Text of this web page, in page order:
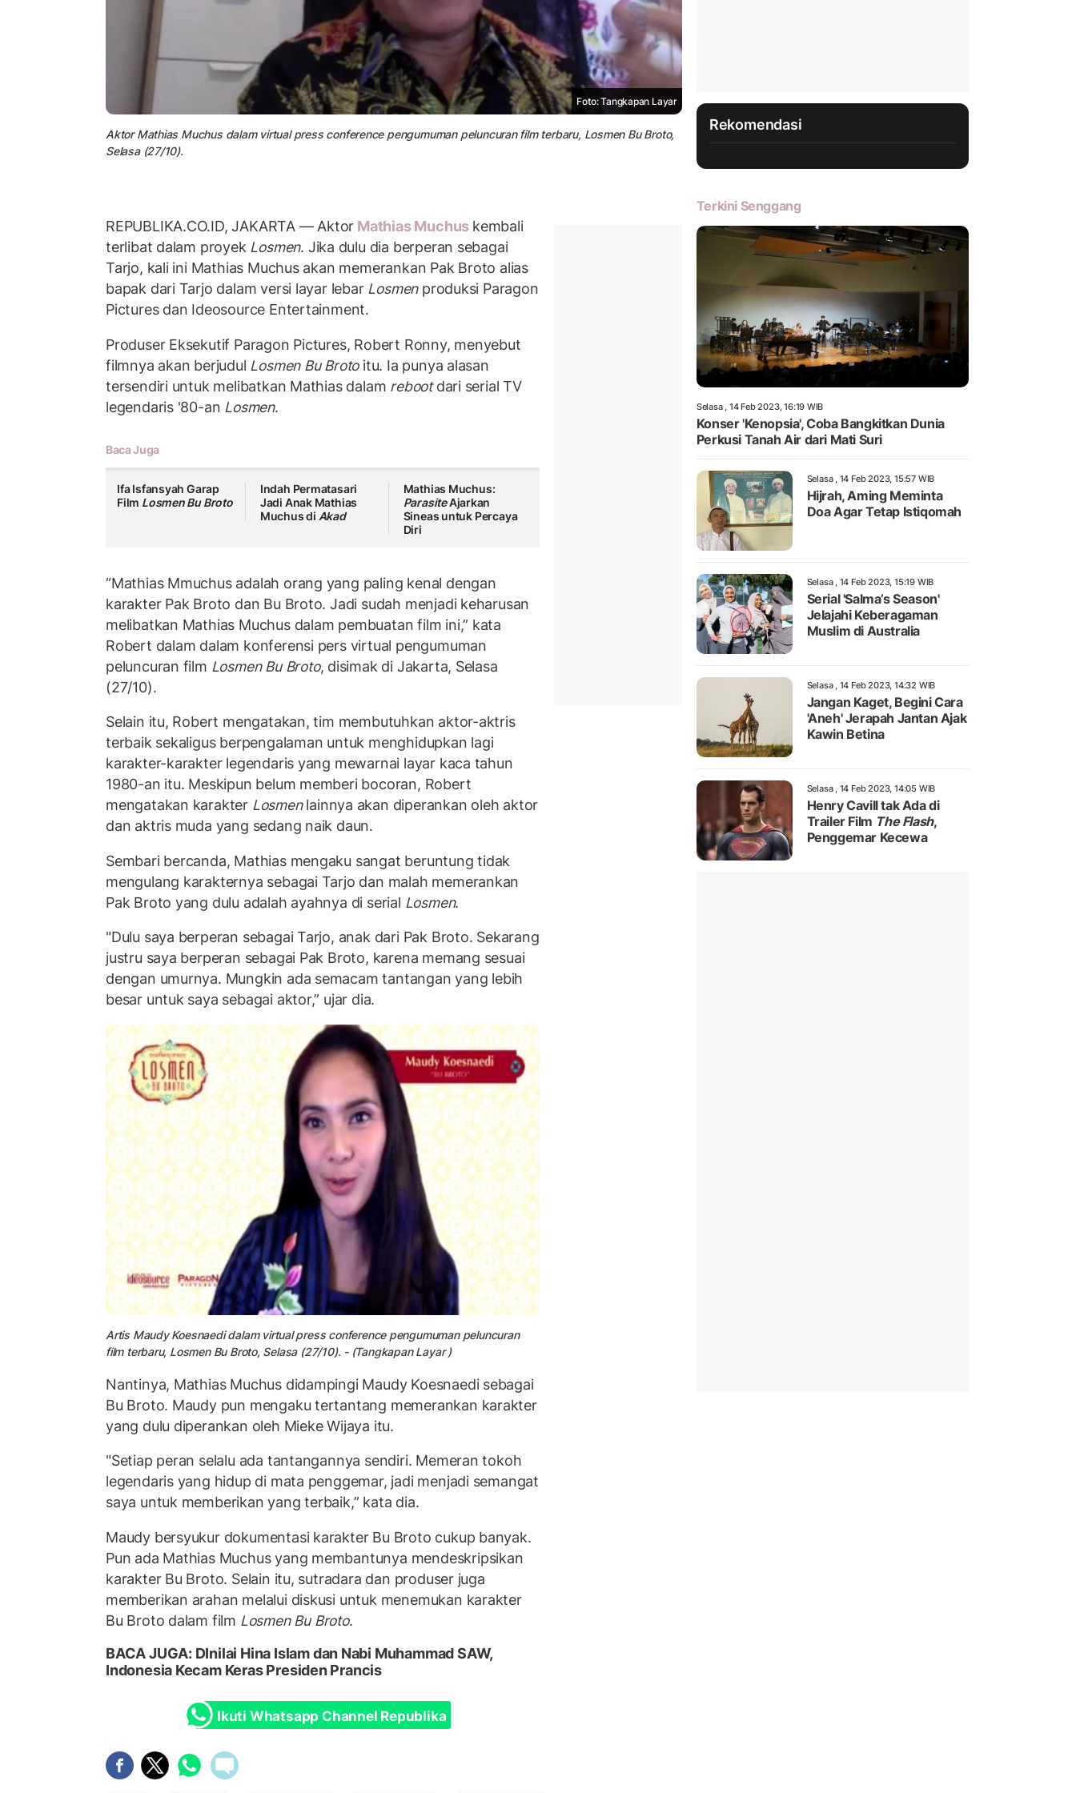
Foto: Tangkapan Layar
Aktor Mathias Muchus dalam virtual press conference pengumuman peluncuran film terbaru, Losmen Bu Broto,
Selasa (27/10).
REPUBLIKA.CO.ID, JAKARTA — Aktor Mathias Muchus kembali
terlibat dalam proyek Losmen. Jika dulu dia berperan sebagai
Tarjo, kali ini Mathias Muchus akan memerankan Pak Broto alias
bapak dari Tarjo dalam versi layar lebar Losmen produksi Paragon
Pictures dan Ideosource Entertainment.
Produser Eksekutif Paragon Pictures, Robert Ronny, menyebut
filmnya akan berjudul Losmen Bu Broto itu. Ia punya alasan
tersendiri untuk melibatkan Mathias dalam rebootdari serial TV
legendaris '80-an Losmen.
Baca Juga
Ifa Isfansyah Garap
Film Losmen Bu Broto
Indah Permatasari
Jadi Anak Mathias
Muchus di Akad
Mathias Muchus:
ParasiteAjarkan
Sineas untuk Percaya
Diri
“Mathias Mmuchus adalah orang yang paling kenal dengan
karakter Pak Broto dan Bu Broto. Jadi sudah menjadi keharusan
melibatkan Mathias Muchus dalam pembuatan film ini,” kata
Robert dalam dalam konferensi pers virtual pengumuman
peluncuran film Losmen Bu Broto, disimak di Jakarta, Selasa
(27/10).
Selain itu, Robert mengatakan, tim membutuhkan aktor-aktris
terbaik sekaligus berpengalaman untuk menghidupkan lagi
karakter-karakter legendaris yang mewarnai layar kaca tahun
1980-an itu. Meskipun belum memberi bocoran, Robert
mengatakan karakter Losmenlainnya akan diperankan oleh aktor
dan aktris muda yang sedang naik daun.
Sembari bercanda, Mathias mengaku sangat beruntung tidak
mengulang karakternya sebagai Tarjo dan malah memerankan
Pak Broto yang dulu adalah ayahnya di serial Losmen.
"Dulu saya berperan sebagai Tarjo, anak dari Pak Broto. Sekarang
justru saya berperan sebagai Pak Broto, karena memang sesuai
dengan umurnya. Mungkin ada semacam tantangan yang lebih
besar untuk saya sebagai aktor,” ujar dia.
ArtisMaudy Koesnaedidalam virtual press conference pengumuman peluncuran
film terbaru, Losmen Bu Broto, Selasa (27/10). - (Tangkapan Layar )
Nantinya, Mathias Muchus didampingi Maudy Koesnaedi sebagai
Bu Broto. Maudy pun mengaku tertantang memerankan karakter
yang dulu diperankan oleh Mieke Wijaya itu.
"Setiap peran selalu ada tantangannya sendiri. Memeran tokoh
legendaris yang hidup di mata penggemar, jadi menjadi semangat
saya untuk memberikan yang terbaik,” kata dia.
Maudy bersyukur dokumentasi karakter Bu Broto cukup banyak.
Pun ada Mathias Muchus yang membantunya mendeskripsikan
karakter Bu Broto. Selain itu, sutradara dan produser juga
memberikan arahan melalui diskusi untuk menemukan karakter
Bu Broto dalam film Losmen Bu Broto.
BACA JUGA: DInilai Hina Islam dan Nabi Muhammad SAW,
Indonesia Kecam Keras Presiden Prancis
Ikuti Whatsapp Channel Republika
Rekomendasi
Terkini Senggang
Selasa , 14 Feb 2023, 16:19 WIB
Konser 'Kenopsia', Coba Bangkitkan Dunia
Perkusi Tanah Air dari Mati Suri
Selasa , 14 Feb 2023, 15:57 WIB
Hijrah, Aming Meminta
Doa Agar Tetap Istiqomah
Selasa , 14 Feb 2023, 15:19 WIB
Serial 'Salma’s Season'
Jelajahi Keberagaman
Muslim di Australia
Selasa , 14 Feb 2023, 14:32 WIB
Jangan Kaget, Begini Cara
'Aneh' Jerapah Jantan Ajak
Kawin Betina
Selasa , 14 Feb 2023, 14:05 WIB
Henry Cavill tak Ada di
Trailer Film The Flash,
Penggemar Kecewa